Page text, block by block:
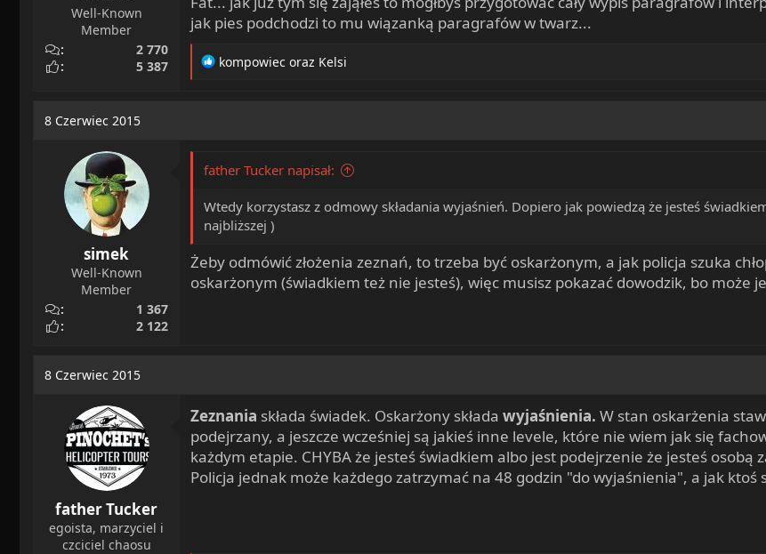
Well-Known
Member
2 770
5 387
jak pies podchodzi to mu wiązanką paragrafów w twarz...
R
o
n
:
kompowiec oraz Kelsi
8 Czerwiec 2015
simek
Well-Known
Member
1 367
2 122
father Tucker napisał:
Wtedy korzystasz z odmowy składania wyjaśnień. Dopiero jak powiedzą że jesteś
najbliższej )
Żeby odmówić złożenia zeznań, to trzeba być oskarżonym, a jak policja szuka
oskarżonym (świadkiem też nie jesteś), więc musisz pokazać dowodzik, bo może
8 Czerwiec 2015
father Tucker
egoista, marzyciel i
czciciel chaosu
Zeznania składa świadek. Oskarżony składa wyjaśnienia. W stan oskarżenia
podejrzany, a jeszcze wcześniej są jakieś inne levele, które nie wiem jak się
każdym etapie. CHYBA że jesteś świadkiem albo jest podejrzenie że jesteś osobą
Policja jednak może każdego zatrzymać na 48 godzin "do wyjaśnienia", a jak